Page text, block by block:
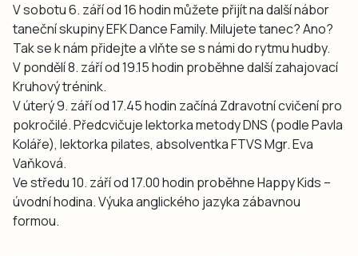
V sobotu 6. září od 16 hodin můžete přijít na další nábor
taneční skupiny EFK Dance Family. Milujete tanec? Ano?
Tak se k nám přidejte a vlňte se s námi do rytmu hudby.
V pondělí 8. září od 19.15 hodin proběhne další zahajovací
Kruhový trénink.
V úterý 9. září od 17.45 hodin začíná Zdravotní cvičení pro
pokročilé. Předcvičuje lektorka metody DNS (podle Pavla
Koláře), lektorka pilates, absolventka FTVS Mgr. Eva
Vaňková.
Ve středu 10. září od 17.00 hodin proběhne Happy Kids –
úvodní hodina. Výuka anglického jazyka zábavnou
formou.